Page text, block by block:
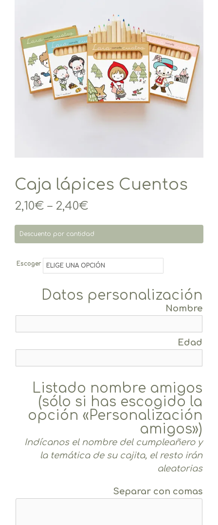
Caja lápices Cuentos
2,10€ – 2,40€
Descuento por cantidad
Escoger
Datos personalización
Nombre
Edad
Listado nombre amigos
(sólo si has escogido la
opción «Personalización
amigos»)
Indícanos el nombre del cumpleañero y
la temática de su cajita, el resto irán
aleatorias
Separar con comas